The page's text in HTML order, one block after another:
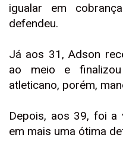
igualar em
defendeu.
Já aos 31, Adson
ao meio e
atleticano, porém,
Depois, aos 39, foi a
em mais uma ótima